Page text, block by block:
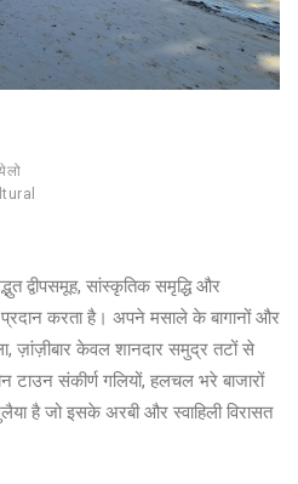
द्वीपसमूह, सांस्कृतिक समृद्धि और
करता है। अपने मसाले के बागानों और
ज़ांज़ीबार केवल शानदार समुद्र तटों से
टाउन संकीर्ण गलियों, हलचल भरे बाजारों
है जो इसके अरबी और स्वाहिली विरासत